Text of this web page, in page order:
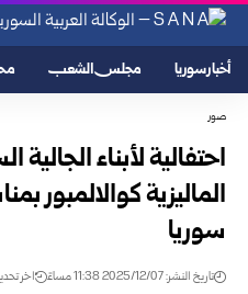
أخبار سوريا مجلس الشعب
صور
احتفالية لأبناء
الماليزية كوالالمبور
سوريا
تاريخ النشر: 2025/12/07 11:38 مساءً اخر تحديث: 2025/12/08